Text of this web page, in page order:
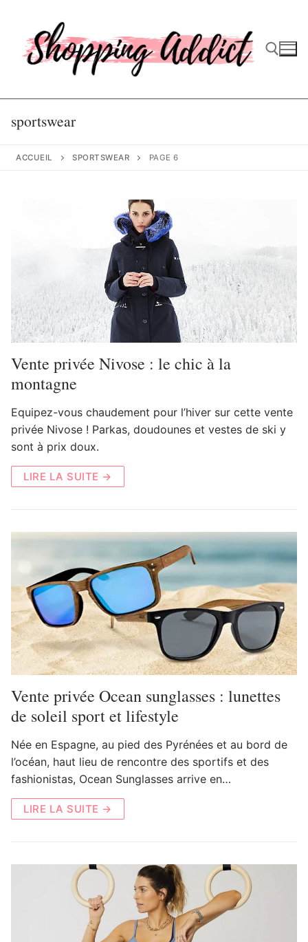
contenu
sportswear
ACCUEIL SPORTSWEAR PAGE 6
Vente privée Nivose : le chic à la
montagne
Equipez-vous chaudement pour l’hiver sur cette vente
privée Nivose ! Parkas, doudounes et vestes de ski y
sont à prix doux.
LIRE LA SUITE →
Vente privée Ocean sunglasses : lunettes
de soleil sport et lifestyle
Née en Espagne, au pied des Pyrénées et au bord de
l’océan, haut lieu de rencontre des sportifs et des
fashionistas, Ocean Sunglasses arrive en…
LIRE LA SUITE →